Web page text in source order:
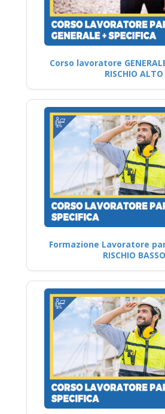
Corso lavoratore
RISCHIO ALTO
Formazione Lavoratore
RISCHIO BASSO